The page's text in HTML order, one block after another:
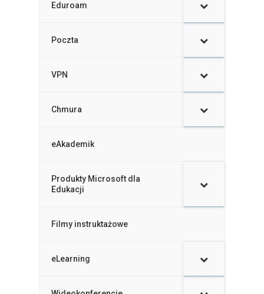
Eduroam
Poczta
VPN
Chmura
eAkademik
Produkty Microsoft dla
Edukacji
–
Filmy instruktażowe
–
eLearning
–